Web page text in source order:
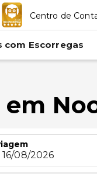
Centro de
com Escorregas
16/08/2026